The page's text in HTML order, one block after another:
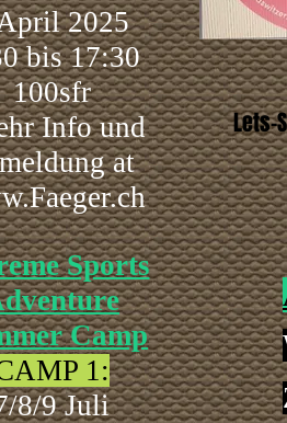
2025
bis 17:30
100sfr
Info und
at
Sports
Camp
1:
8/9 Juli
Lets-